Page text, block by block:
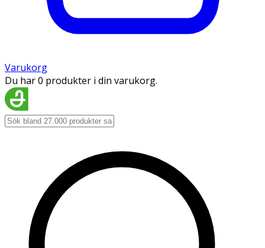
Varukorg
Du har 0 produkter i din varukorg.